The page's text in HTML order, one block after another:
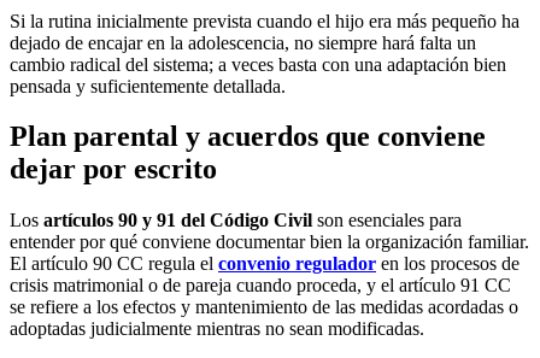
Si la rutina inicialmente prevista cuando el hijo era más pequeño ha
dejado de encajar en la adolescencia, no siempre hará falta un
cambio radical del sistema; a veces basta con una adaptación bien
pensada y suficientemente detallada.
Plan parental y acuerdos que conviene
dejar por escrito
Los artículos 90 y 91 del Código Civil son esenciales para
entender por qué conviene documentar bien la organización familiar.
El artículo 90 CC regula el convenio regulador en los procesos de
crisis matrimonial o de pareja cuando proceda, y el artículo 91 CC
se refiere a los efectos y mantenimiento de las medidas acordadas o
adoptadas judicialmente mientras no sean modificadas.